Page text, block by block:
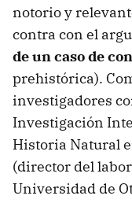
notorio y
contra con el
de un caso de
prehistórica).
investigadores
Investigación
Historia Natural
(director del
Universidad de